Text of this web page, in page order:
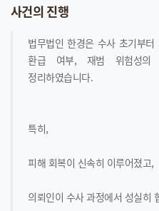
사건의 진행
법무법인 한경은 수사 초기부
환급 여부, 재범 위험성의
정리하였습니다.
특히,
피해 회복이 신속히 이루어졌고,
의뢰인이 수사 과정에서 성실히